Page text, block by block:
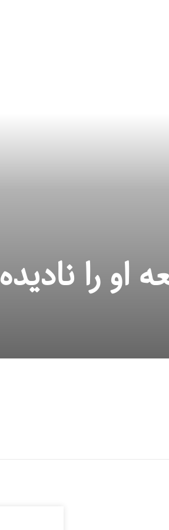
را نادیده